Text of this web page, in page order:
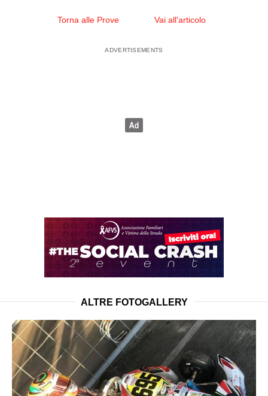
Torna alle Prove Vai all'articolo
ALTRE FOTOGALLERY